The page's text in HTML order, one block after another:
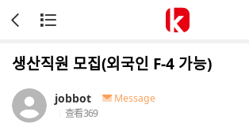
생산직원 모집(외국인 F-4 가능)
jobbot
Message
查看369